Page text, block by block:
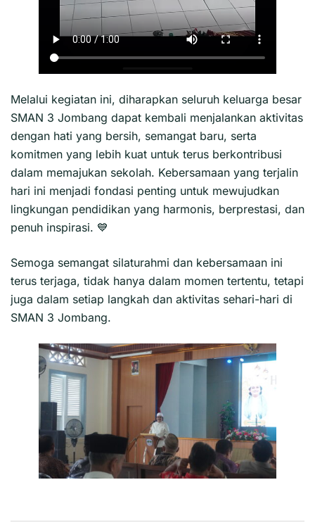
Melalui kegiatan ini, diharapkan seluruh keluarga besar
SMAN 3 Jombang dapat kembali menjalankan aktivitas
dengan hati yang bersih, semangat baru, serta
komitmen yang lebih kuat untuk terus berkontribusi
dalam memajukan sekolah. Kebersamaan yang terjalin
hari ini menjadi fondasi penting untuk mewujudkan
lingkungan pendidikan yang harmonis, berprestasi, dan
penuh inspirasi. 💙
Semoga semangat silaturahmi dan kebersamaan ini
terus terjaga, tidak hanya dalam momen tertentu, tetapi
juga dalam setiap langkah dan aktivitas sehari-hari di
SMAN 3 Jombang.